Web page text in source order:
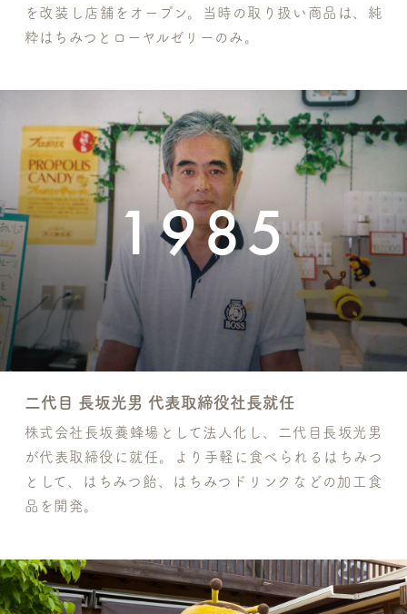
を改装し店舗をオープン。当時の取り扱い商品は、純
粋はちみつとローヤルゼリーのみ。
1985
二代目 長坂光男 代表取締役社長就任
株式会社長坂養蜂場として法人化し、二代目長坂光男
が代表取締役に就任。より手軽に食べられるはちみつ
として、はちみつ飴、はちみつドリンクなどの加工食
品を開発。